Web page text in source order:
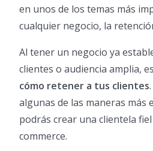
en unos de los temas más
cualquier negocio, la
Al tener un negocio ya
clientes o audiencia amplia,
cómo retener a tus clientes
algunas de las maneras más
podrás crear una clientela
commerce.